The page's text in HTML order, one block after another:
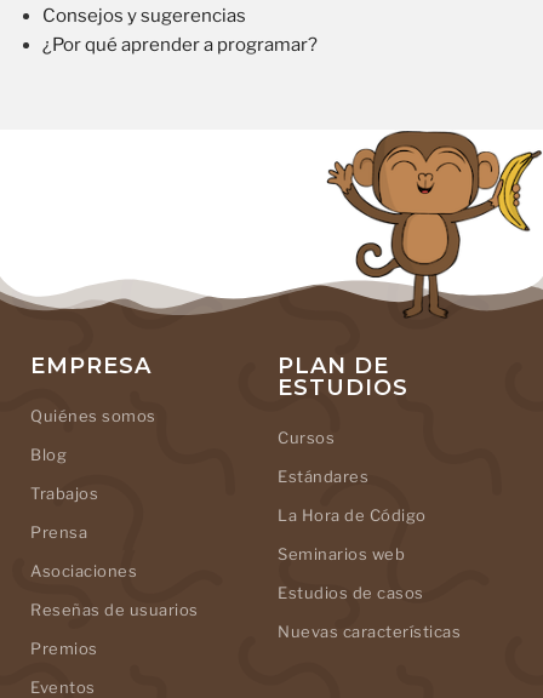
Consejos y sugerencias
¿Por qué aprender a programar?
EMPRESA
Quiénes somos
Blog
Trabajos
Prensa
Asociaciones
Reseñas de usuarios
Premios
Eventos
PLAN DE
ESTUDIOS
Cursos
Estándares
La Hora de Código
Seminarios web
Estudios de casos
Nuevas características